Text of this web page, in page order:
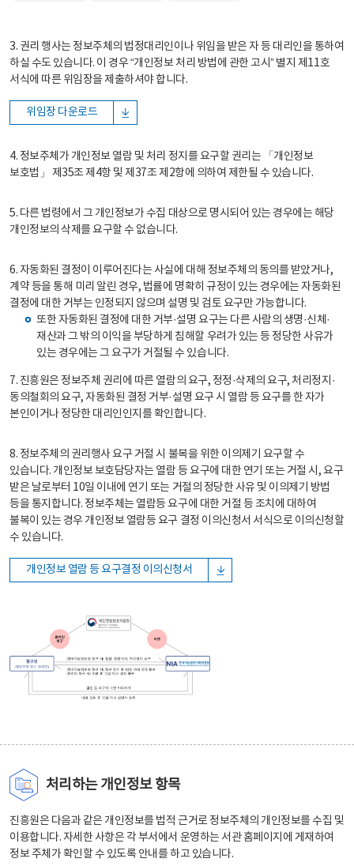
3. 권리 행사는 정보주체의 법정대리인이나 위임을 받은 자 등 대리인을 통하여
하실 수도 있습니다. 이 경우 “개인정보 처리 방법에 관한 고시” 별지 제11호
서식에 따른 위임장을 제출하셔야 합니다.
위임장 다운로드
4. 정보주체가 개인정보 열람 및 처리 정지를 요구할 권리는 「개인정보
보호법」 제35조 제4항 및 제37조 제2항에 의하여 제한될 수 있습니다.
5. 다른 법령에서 그 개인정보가 수집 대상으로 명시되어 있는 경우에는 해당
개인정보의 삭제를 요구할 수 없습니다.
6. 자동화된 결정이 이루어진다는 사실에 대해 정보주체의 동의를 받았거나,
계약 등을 통해 미리 알린 경우, 법률에 명확히 규정이 있는 경우에는 자동화된
결정에 대한 거부는 인정되지 않으며 설명 및 검토 요구만 가능합니다.
또한 자동화된 결정에 대한 거부·설명 요구는 다른 사람의 생명·신체·
재산과 그 밖의 이익을 부당하게 침해할 우려가 있는 등 정당한 사유가
있는 경우에는 그 요구가 거절될 수 있습니다.
7. 진흥원은 정보주체 권리에 따른 열람의 요구, 정정·삭제의 요구, 처리정지·
동의철회의 요구, 자동화된 결정 거부·설명 요구 시 열람 등 요구를 한 자가
본인이거나 정당한 대리인인지를 확인합니다.
8. 정보주체의 권리행사 요구 거절 시 불복을 위한 이의제기 요구할 수
있습니다. 개인정보 보호담당자는 열람 등 요구에 대한 연기 또는 거절 시, 요구
받은 날로부터 10일 이내에 연기 또는 거절의 정당한 사유 및 이의제기 방법
등을 통지합니다. 정보주체는 열람등 요구에 대한 거절 등 조치에 대하여
불복이 있는 경우 개인정보 열람등 요구 결정 이의신청서 서식으로 이의신청할
수 있습니다.
개인정보 열람 등 요구결정 이의신청서
처리하는 개인정보 항목
진흥원은 다음과 같은 개인정보를 법적 근거로 정보주체의 개인정보를 수집 및
이용합니다. 자세한 사항은 각 부서에서 운영하는 서관 홈페이지에 게재하여
정보 주체가 확인할 수 있도록 안내를 하고 있습니다.